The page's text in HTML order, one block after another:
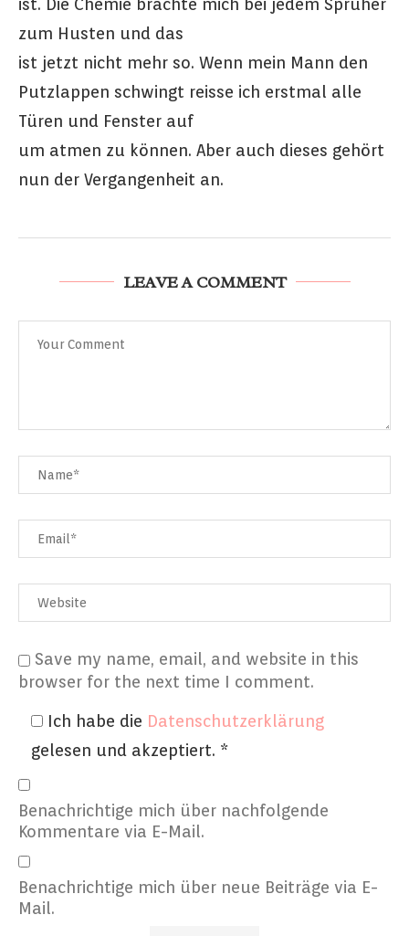
ist. Die Chemie brachte mich bei jedem Sprüher
zum Husten und das
ist jetzt nicht mehr so. Wenn mein Mann den
Putzlappen schwingt reisse ich erstmal alle
Türen und Fenster auf
um atmen zu können. Aber auch dieses gehört
nun der Vergangenheit an.
LEAVE A COMMENT
Save my name, email, and website in this
browser for the next time I comment.
Ich habe die Datenschutzerklärung
gelesen und akzeptiert. *
Benachrichtige mich über nachfolgende
Kommentare via E-Mail.
Benachrichtige mich über neue Beiträge via E-
Mail.